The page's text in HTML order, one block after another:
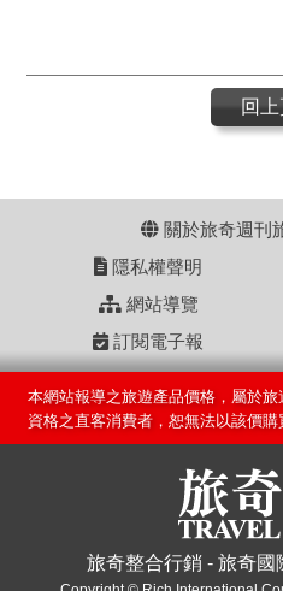
回上
關於旅奇週刊
隱私權聲明
網站導覽
訂閱電子報
本網站報導之旅遊產品價格，屬於
資格之直客消費者，恕無法以該價購
旅奇整合行銷 - 旅奇